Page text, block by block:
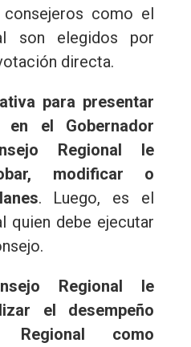
como el
son elegidos por
directa.
para presentar
en el Gobernador
Regional le
modificar o
. Luego, es el
quien debe ejecutar
Regional le
el desempeño
Regional como